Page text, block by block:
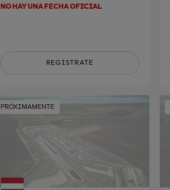
NO HAY UNA FECHA OFICIAL
REGISTRATE
PRÓXIMAMENTE